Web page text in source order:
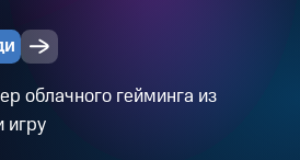
облачного гейминга из
игру